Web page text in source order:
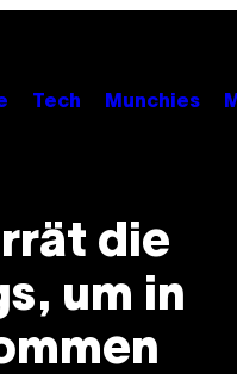
Tech Munchies
die
um in